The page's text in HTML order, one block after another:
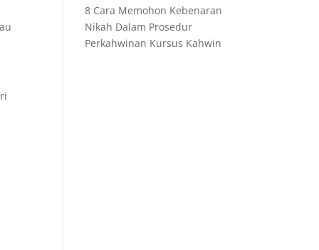
8 Cara Memohon Kebenaran
Nikah Dalam Prosedur
Perkahwinan Kursus Kahwin